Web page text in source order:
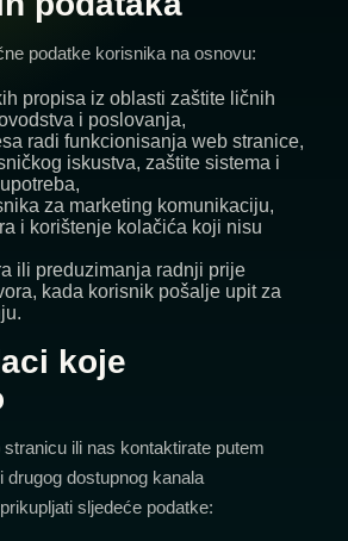
podatke korisnika na osnovu:
propisa iz oblasti zaštite ličnih
i poslovanja,
radi funkcionisanja web stranice,
iskustva, zaštite sistema i
za marketing komunikaciju,
i korištenje kolačića koji nisu
ili preduzimanja radnji prije
kada korisnik pošalje upit za
koje
ili nas kontaktirate putem
drugog dostupnog kanala
sljedeće podatke: